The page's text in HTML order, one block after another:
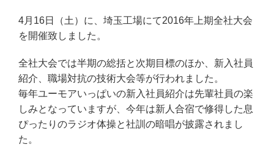
4月16日（土）に、埼玉工場にて2016年上期全社大会
を開催致しました。
全社大会では半期の総括と次期目標のほか、新入社員
紹介、職場対抗の技術大会等が行われました。
毎年ユーモアいっぱいの新入社員紹介は先輩社員の楽
しみとなっていますが、今年は新人合宿で修得した息
ぴったりのラジオ体操と社訓の暗唱が披露されまし
た。